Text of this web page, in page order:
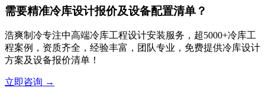
需要精准冷库设计报价及设备配置清单？
浩爽制冷专注中高端冷库工程设计安装服务，超5000+冷库工
程案例，资质齐全，经验丰富，团队专业，免费提供冷库设计
方案及设备报价清单！
立即咨询 →